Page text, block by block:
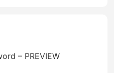
– PREVIEW